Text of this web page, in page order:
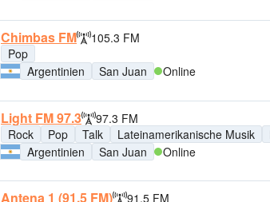
Chimbas FM
105.3 FM
Pop
Argentinien
San Juan Online
Light FM 97.3
97.3 FM
Rock
Pop Talk Lateinamerikanische Musik
Argentinien
San Juan Online
Antena 1 (91.5 FM)
91.5 FM